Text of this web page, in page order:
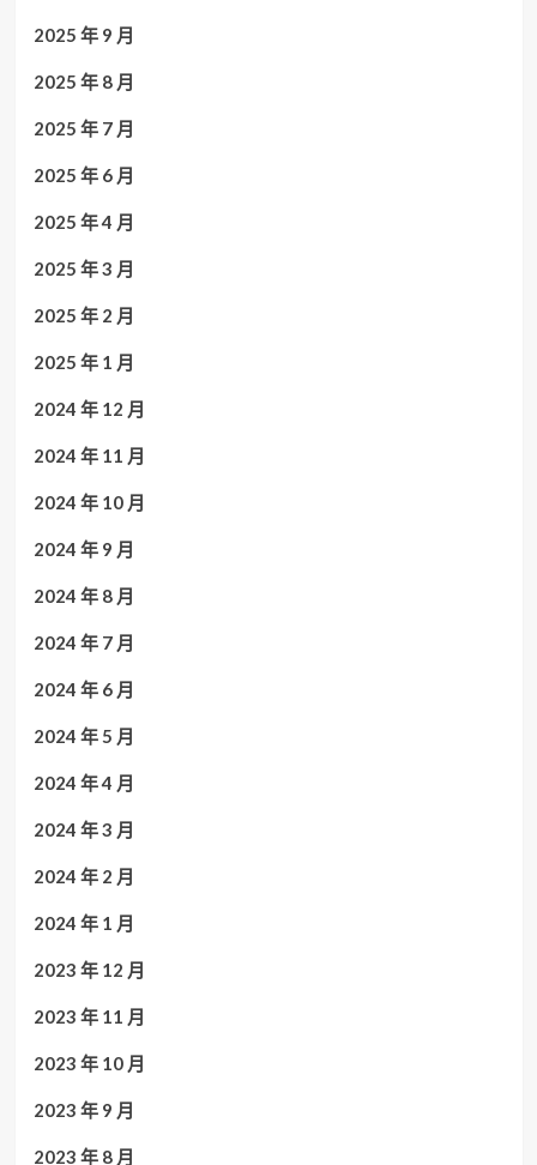
2025 年 9 月
2025 年 8 月
2025 年 7 月
2025 年 6 月
2025 年 4 月
2025 年 3 月
2025 年 2 月
2025 年 1 月
2024 年 12 月
2024 年 11 月
2024 年 10 月
2024 年 9 月
2024 年 8 月
2024 年 7 月
2024 年 6 月
2024 年 5 月
2024 年 4 月
2024 年 3 月
2024 年 2 月
2024 年 1 月
2023 年 12 月
2023 年 11 月
2023 年 10 月
2023 年 9 月
2023 年 8 月